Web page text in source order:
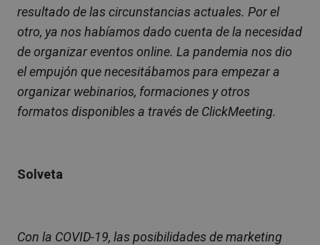
resultado de las circunstancias actuales. Por el
otro, ya nos habíamos dado cuenta de la necesidad
de organizar eventos online. La pandemia nos dio
el empujón que necesitábamos para empezar a
organizar webinarios, formaciones y otros
formatos disponibles a través de ClickMeeting.
Solveta
Con la COVID-19, las posibilidades de marketing